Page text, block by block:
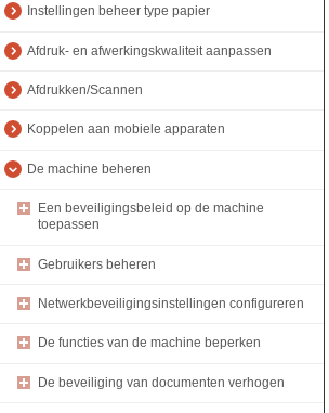
Instellingen beheer type papier
Afdruk- en afwerkingskwaliteit aanpassen
Afdrukken/Scannen
Koppelen aan mobiele apparaten
De machine beheren
Een beveiligingsbeleid op de machine
toepassen
Gebruikers beheren
Netwerkbeveiligingsinstellingen configureren
De functies van de machine beperken
De beveiliging van documenten verhogen